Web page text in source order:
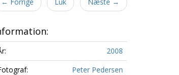
2008
Peter Pedersen